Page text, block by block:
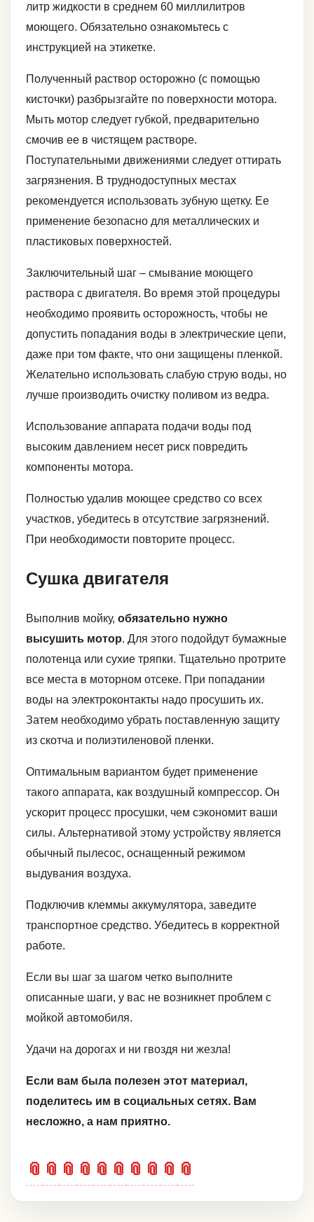
литр жидкости в среднем 60 миллилитров
моющего. Обязательно ознакомьтесь с
инструкцией на этикетке.
Полученный раствор осторожно (с помощью
кисточки) разбрызгайте по поверхности мотора.
Мыть мотор следует губкой, предварительно
смочив ее в чистящем растворе.
Поступательными движениями следует оттирать
загрязнения. В труднодоступных местах
рекомендуется использовать зубную щетку. Ее
применение безопасно для металлических и
пластиковых поверхностей.
Заключительный шаг – смывание моющего
раствора с двигателя. Во время этой процедуры
необходимо проявить осторожность, чтобы не
допустить попадания воды в электрические цепи,
даже при том факте, что они защищены пленкой.
Желательно использовать слабую струю воды, но
лучше производить очистку поливом из ведра.
Использование аппарата подачи воды под
высоким давлением несет риск повредить
компоненты мотора.
Полностью удалив моющее средство со всех
участков, убедитесь в отсутствие загрязнений.
При необходимости повторите процесс.
Сушка двигателя
Выполнив мойку, обязательно нужно
высушить мотор. Для этого подойдут бумажные
полотенца или сухие тряпки. Тщательно протрите
все места в моторном отсеке. При попадании
воды на электроконтакты надо просушить их.
Затем необходимо убрать поставленную защиту
из скотча и полиэтиленовой пленки.
Оптимальным вариантом будет применение
такого аппарата, как воздушный компрессор. Он
ускорит процесс просушки, чем сэкономит ваши
силы. Альтернативой этому устройству является
обычный пылесос, оснащенный режимом
выдувания воздуха.
Подключив клеммы аккумулятора, заведите
транспортное средство. Убедитесь в корректной
работе.
Если вы шаг за шагом четко выполните
описанные шаги, у вас не возникнет проблем с
мойкой автомобиля.
Удачи на дорогах и ни гвоздя ни жезла!
Если вам была полезен этот материал,
поделитесь им в социальных сетях. Вам
несложно, а нам приятно.
📎 📎 📎 📎 📎 📎 📎 📎 📎 📎